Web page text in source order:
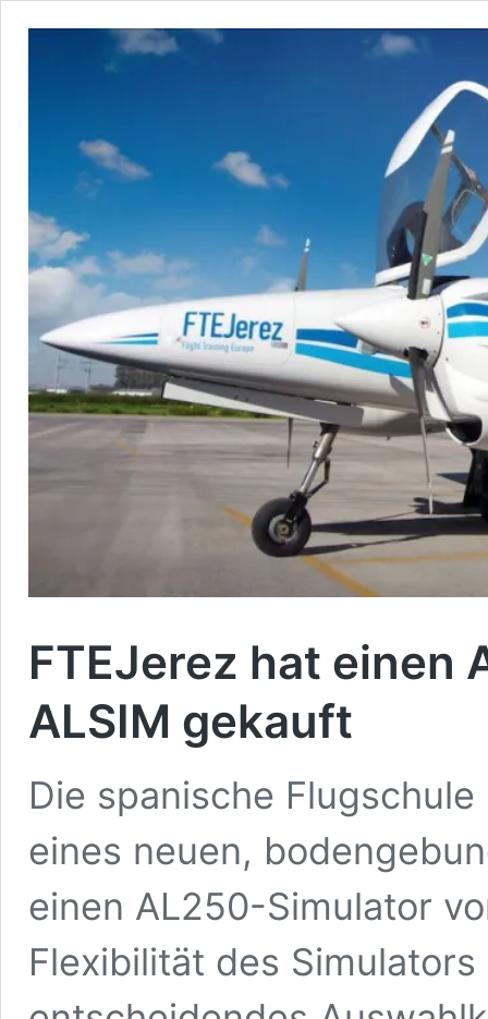
FTEJerez hat einen
ALSIM gekauft
Die spanische
eines neuen,
einen AL250-Simulator
Flexibilität des